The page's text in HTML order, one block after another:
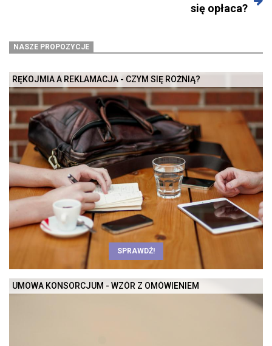
się opłaca?
NASZE PROPOZYCJE
RĘKOJMIA A REKLAMACJA - CZYM SIĘ RÓŻNIĄ?
SPRAWDŹ!
UMOWA KONSORCJUM - WZÓR Z OMÓWIENIEM